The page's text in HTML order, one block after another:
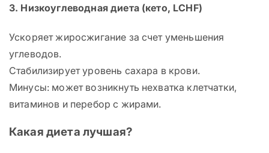
3. Низкоуглеводная диета (кето, LCHF)
Ускоряет жиросжигание за счет уменьшения
углеводов.
Стабилизирует уровень сахара в крови.
Минусы: может возникнуть нехватка клетчатки,
витаминов и перебор с жирами.
Какая диета лучшая?